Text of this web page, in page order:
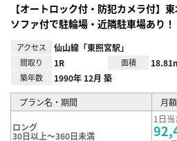
【オートロック付・防犯カメラ付】
ソファ付で駐輪場・近隣駐車場あり！
アクセス 仙山線「東照宮駅」
間取り 1R 面積
築年数 1990年 12月 築
プラン名・期間 月
ロング
30日以上～360日未満
1日